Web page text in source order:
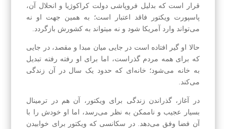
قرار است که بدلیل فروپاشی دولت کراکوژیا و انحلال آن،
پاسپورت ویکتور فاقد اعتبار است؛ به همین جهت او نه
می‌تواند وارد آمریکا شود و نه میتواند به کشورش بازگردد.
حالا او گیر افتاده است در جایی میان مبدا و مقصد، در جایی
که برای همه مردم گذراست، اما برای او رفته رفته تبدیل
به خانه می‌شود؛ خانه‌ای که حدود یک سال در آن زندگی
می‌کند.
در آغاز، گذراندن زندگی برای ویکتور، آن هم در ترمینال
بسیار عجیب و ناممکن به نظر می‌رسد، اما او خودش را با
آن فضا وفق می‌دهد. در سکانسی که ویکتور برای خوابیدن